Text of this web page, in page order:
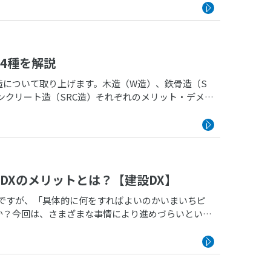
種を解説
ついて取り上げます。木造（W造）、鉄骨造（S
リート造（SRC造）それぞれのメリット・デメリ
のメリットとは？【建設DX】
すが、「具体的に何をすればよいのかいまいちピ
今回は、さまざまな事情により進めづらいといわ